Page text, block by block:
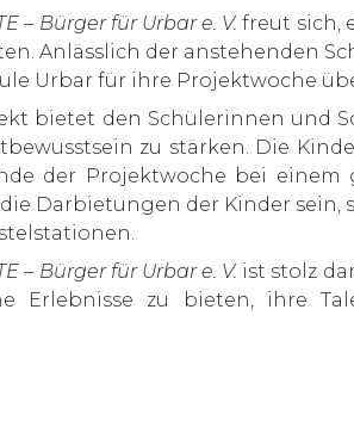
– Bürger für Urbar e. V. freut sich,
Anlässlich der anstehenden
Urbar für ihre Projektwoche
bietet den Schülerinnen und
zu stärken. Die
der Projektwoche bei
Darbietungen der Kinder sein,
– Bürger für Urbar e. V. ist stolz
Erlebnisse zu bieten, ihre